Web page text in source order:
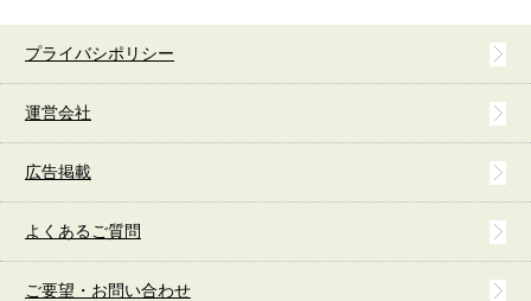
プライバシポリシー
運営会社
広告掲載
よくあるご質問
ご要望・お問い合わせ